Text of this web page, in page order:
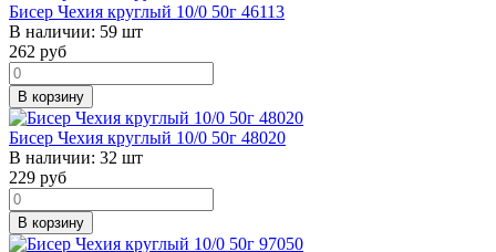
Бисер Чехия круглый 10/0 50г 46113
В наличии: 59 шт
262 руб
В корзину
Бисер Чехия круглый 10/0 50г 48020
В наличии: 32 шт
229 руб
В корзину